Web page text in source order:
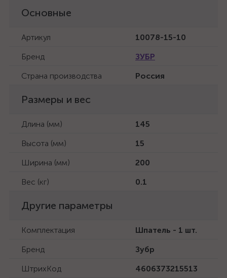
Основные
Артикул
10078-15-10
Бренд
ЗУБР
Страна производства
Россия
Размеры и вес
Длина (мм)
145
Высота (мм)
15
Ширина (мм)
200
Вес (кг)
0.1
Другие параметры
Комплектация
Шпатель - 1 шт.
Бренд
Зубр
ШтрихКод
4606373215513